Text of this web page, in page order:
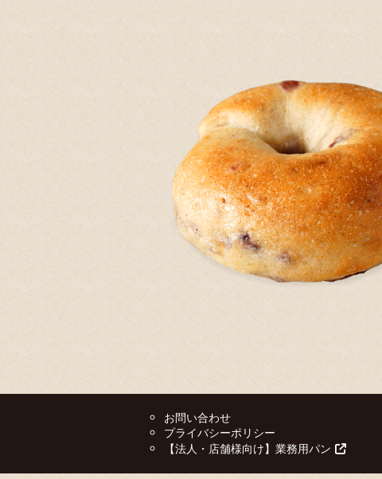
お問い合わせ
プライバシーポリシー
【法人・店舗様向け】業務用パン